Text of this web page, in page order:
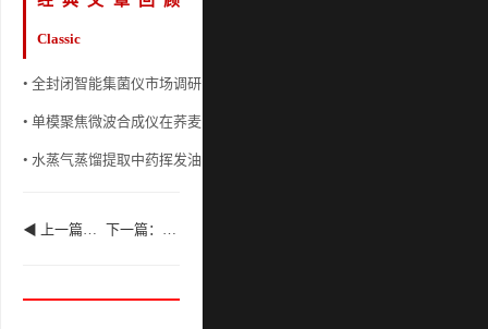
Classic
• 全封闭智能集菌仪市场调研
• 单模聚焦微波合成仪在荞麦淀粉改性合成中应用
• 水蒸气蒸馏提取中药挥发油实验分享 挥发油测定器
◀ 上一篇：智能一体化蒸馏仪，采用称重传感器控制蒸馏终点 下一篇：二氧化硫检测仪在中药饮片入库验收中的应用 ▶